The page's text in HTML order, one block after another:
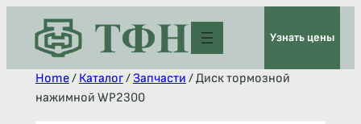
Узнать цены
Home/ Каталог/ Запчасти / Диск тормозной
нажимной WP2300